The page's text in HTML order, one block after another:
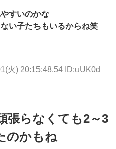
すいのかな
い子たちもいるからね笑
火) 20:15:48.54 ID:uUK0d
張らなくても2～3
のかもね